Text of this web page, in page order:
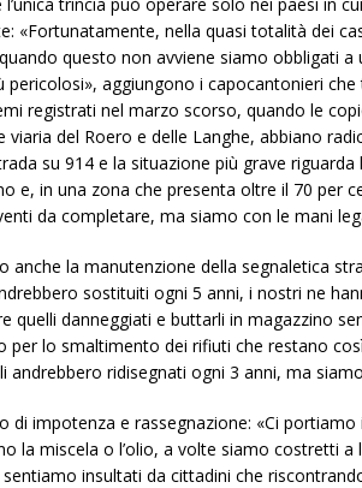
«Fortunatamente, nella quasi totalità dei
questo non avviene siamo obbligati a
pericolosi», aggiungono i capocantonieri
registrati nel marzo scorso, quando le
viaria del Roero e delle Langhe, abbiano
su 914 e la situazione più grave
e, in una zona che presenta oltre il 70 per
da completare, ma siamo con le mani
anche la manutenzione della segnaletica
sostituiti ogni 5 anni, i nostri ne
quelli danneggiati e buttarli in magazzino
per lo smaltimento dei rifiuti che restano
andrebbero ridisegnati ogni 3 anni, ma
di impotenza e rassegnazione: «Ci
la miscela o l’olio, a volte siamo costretti
insultati da cittadini che